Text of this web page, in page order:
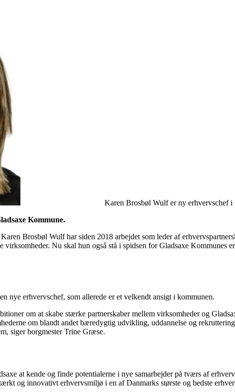
Karen Brosbøl Wulf er ny erhvervschef
Kommune.
Brosbøl Wulf har siden 2018 arbejdet som leder af
virksomheder. Nu skal hun også stå i spidsen for Gladsaxe
nye erhvervschef, som allerede er et velkendt ansigt i kommunen.
om at skabe stærke partnerskaber mellem virksomheder og
om blandt andet bæredygtig udvikling, uddannelse og
siger borgmester Trine Græse.
at kende og finde potentialerne i nye samarbejder på tværs af
og innovativt erhvervsmiljø i en af Danmarks største og bedste